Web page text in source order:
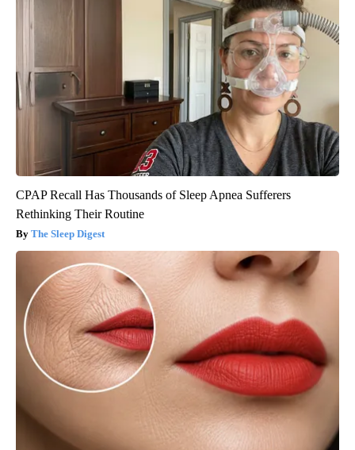
CPAP Recall Has Thousands of Sleep Apnea Sufferers
Rethinking Their Routine
The Sleep Digest